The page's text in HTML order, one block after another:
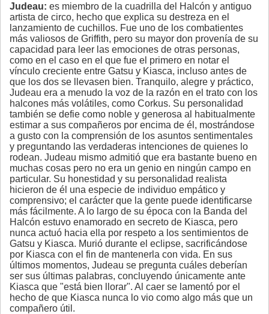
Judeau: es miembro de la cuadrilla del Halcón y antiguo
artista de circo, hecho que explica su destreza en el
lanzamiento de cuchillos. Fue uno de los combatientes
más valiosos de Griffith, pero su mayor don provenía de su
capacidad para leer las emociones de otras personas,
como en el caso en el que fue el primero en notar el
vínculo creciente entre Gatsu y Kiasca, incluso antes de
que los dos se llevasen bien. Tranquilo, alegre y práctico,
Judeau era a menudo la voz de la razón en el trato con los
halcones más volátiles, como Corkus. Su personalidad
también se defie como noble y generosa al habitualmente
estimar a sus compañeros por encima de él, mostrándose
a gusto con la comprensión de los asuntos sentimentales
y preguntando las verdaderas intenciones de quienes lo
rodean. Judeau mismo admitió que era bastante bueno en
muchas cosas pero no era un genio en ningún campo en
particular. Su honestidad y su personalidad realista
hicieron de él una especie de individuo empático y
comprensivo; el carácter que la gente puede identificarse
más fácilmente. A lo largo de su época con la Banda del
Halcón estuvo enamorado en secreto de Kiasca, pero
nunca actuó hacia ella por respeto a los sentimientos de
Gatsu y Kiasca. Murió durante el eclipse, sacrificándose
por Kiasca con el fin de mantenerla con vida. En sus
últimos momentos, Judeau se pregunta cuáles deberían
ser sus últimas palabras, concluyendo únicamente ante
Kiasca que "está bien llorar". Al caer se lamentó por el
hecho de que Kiasca nunca lo vio como algo más que un
compañero útil.